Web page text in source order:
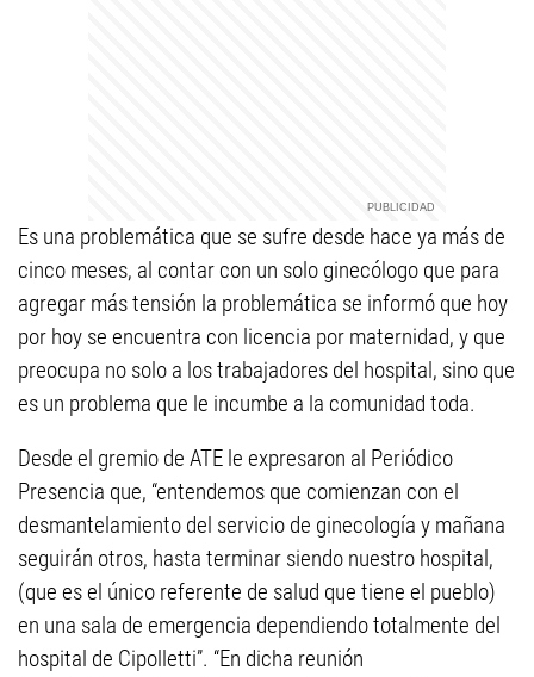
Es una problemática que se sufre desde hace ya más de
cinco meses, al contar con un solo ginecólogo que para
agregar más tensión la problemática se informó que hoy
por hoy se encuentra con licencia por maternidad, y que
preocupa no solo a los trabajadores del hospital, sino que
es un problema que le incumbe a la comunidad toda.
Desde el gremio de ATE le expresaron al Periódico
Presencia que, “entendemos que comienzan con el
desmantelamiento del servicio de ginecología y mañana
seguirán otros, hasta terminar siendo nuestro hospital,
(que es el único referente de salud que tiene el pueblo)
en una sala de emergencia dependiendo totalmente del
hospital de Cipolletti”. “En dicha reunión